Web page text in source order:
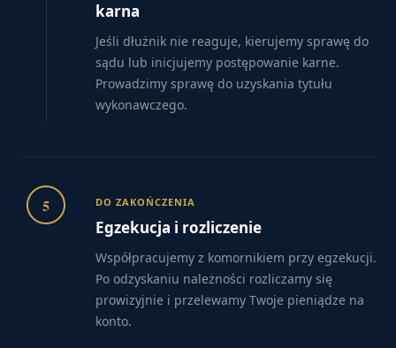
karna
Jeśli dłużnik nie reaguje, kierujemy sprawę do
sądu lub inicjujemy postępowanie karne.
Prowadzimy sprawę do uzyskania tytułu
wykonawczego.
5 DO ZAKOŃCZENIA
Egzekucja i rozliczenie
Współpracujemy z komornikiem przy egzekucji.
Po odzyskaniu należności rozliczamy się
prowizyjnie i przelewamy Twoje pieniądze na
konto.